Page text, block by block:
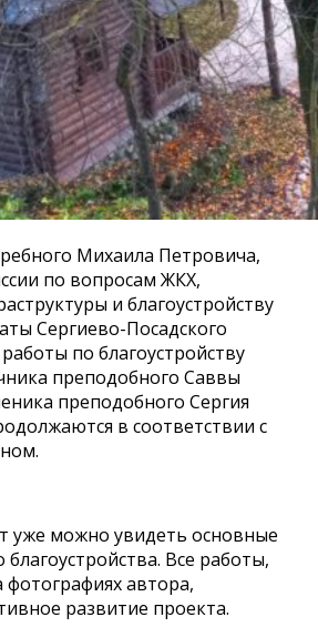
Михаила Петровича,
по вопросам ЖКХ,
и благоустройству
Сергиево-Посадского
по благоустройству
преподобного Саввы
преподобного Сергия
в соответствии с
уже можно увидеть основные
Все работы,
автора,
развитие проекта.